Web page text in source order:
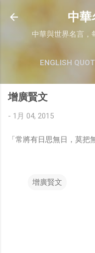
中華
中華與世界名言，
ENGLISH
增廣賢文
- 1月 04, 2015
「常將有日思無日，莫
增廣賢文